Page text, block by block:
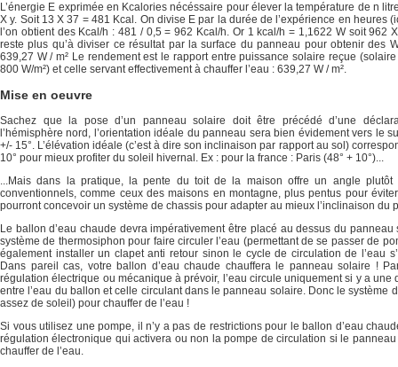
L’énergie E exprimée en Kcalories nécéssaire pour élever la température de n
X y. Soit 13 X 37 = 481 Kcal. On divise E par la durée de l’expérience en heures
l’on obtient des Kcal/h : 481 / 0,5 = 962 Kcal/h. Or 1 kcal/h = 1,1622 W soit 962
reste plus qu’à diviser ce résultat par la surface du panneau pour obtenir des
639,27 W / m² Le rendement est le rapport entre puissance solaire reçue
800 W/m²) et celle servant effectivement à chauffer l’eau : 639,27 W / m².
Mise en oeuvre
Sachez que la pose d’un panneau solaire doit être précédé d’une
l’hémisphère nord, l’orientation idéale du panneau sera bien évidement vers le
+/- 15°. L’élévation idéale (c’est à dire son inclinaison par rapport au sol)
10° pour mieux profiter du soleil hivernal. Ex : pour la france : Paris (48° + 10°)...
...Mais dans la pratique, la pente du toit de la maison offre un angle plutôt
conventionnels, comme ceux des maisons en montagne, plus pentus pour
pourront concevoir un système de chassis pour adapter au mieux l’inclinaison du
Le ballon d’eau chaude devra impérativement être placé au dessus du
système de thermosiphon pour faire circuler l’eau (permettant de se passer de
également installer un clapet anti retour sinon le cycle de circulation de l’eau
Dans pareil cas, votre ballon d’eau chaude chauffera le panneau solaire !
régulation électrique ou mécanique à prévoir, l’eau circule uniquement si y a une
entre l’eau du ballon et celle circulant dans le panneau solaire. Donc le système
assez de soleil) pour chauffer de l’eau !
Si vous utilisez une pompe, il n’y a pas de restrictions pour le ballon d’eau
régulation électronique qui activera ou non la pompe de circulation si le
chauffer de l’eau.